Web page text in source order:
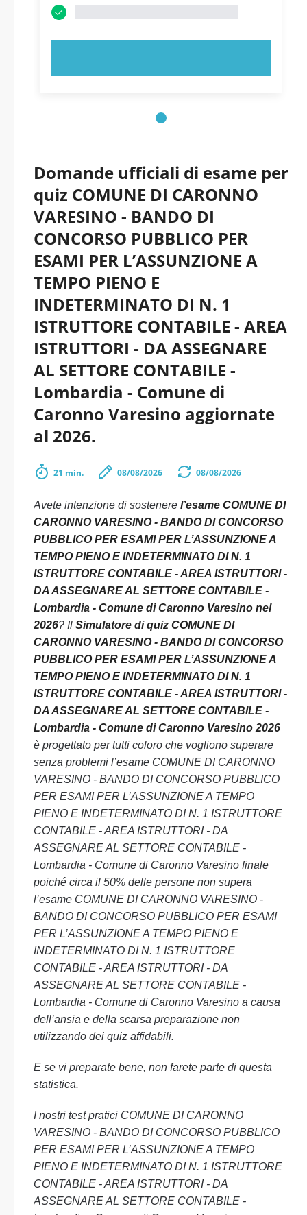
Domande ufficiali di esame per
quiz COMUNE DI CARONNO
VARESINO - BANDO DI
CONCORSO PUBBLICO PER
ESAMI PER L’ASSUNZIONE A
TEMPO PIENO E
INDETERMINATO DI N. 1
ISTRUTTORE CONTABILE - AREA
ISTRUTTORI - DA ASSEGNARE
AL SETTORE CONTABILE -
Lombardia - Comune di
Caronno Varesino aggiornate
al 2026.
21 min. 08/08/2026 08/08/2026
Avete intenzione di sostenere l’esame COMUNE DI
CARONNO VARESINO - BANDO DI CONCORSO
PUBBLICO PER ESAMI PER L’ASSUNZIONE A
TEMPO PIENO E INDETERMINATO DI N. 1
ISTRUTTORE CONTABILE - AREA ISTRUTTORI -
DA ASSEGNARE AL SETTORE CONTABILE -
Lombardia - Comune di Caronno Varesino nel
2026? Il Simulatore di quiz COMUNE DI
CARONNO VARESINO - BANDO DI CONCORSO
PUBBLICO PER ESAMI PER L’ASSUNZIONE A
TEMPO PIENO E INDETERMINATO DI N. 1
ISTRUTTORE CONTABILE - AREA ISTRUTTORI -
DA ASSEGNARE AL SETTORE CONTABILE -
Lombardia - Comune di Caronno Varesino 2026
è progettato per tutti coloro che vogliono superare
senza problemi l’esame COMUNE DI CARONNO
VARESINO - BANDO DI CONCORSO PUBBLICO
PER ESAMI PER L’ASSUNZIONE A TEMPO
PIENO E INDETERMINATO DI N. 1 ISTRUTTORE
CONTABILE - AREA ISTRUTTORI - DA
ASSEGNARE AL SETTORE CONTABILE -
Lombardia - Comune di Caronno Varesino finale
poiché circa il 50% delle persone non supera
l’esame COMUNE DI CARONNO VARESINO -
BANDO DI CONCORSO PUBBLICO PER ESAMI
PER L’ASSUNZIONE A TEMPO PIENO E
INDETERMINATO DI N. 1 ISTRUTTORE
CONTABILE - AREA ISTRUTTORI - DA
ASSEGNARE AL SETTORE CONTABILE -
Lombardia - Comune di Caronno Varesino a causa
dell’ansia e della scarsa preparazione non
utilizzando dei quiz affidabili.
E se vi preparate bene, non farete parte di questa
statistica.
I nostri test pratici COMUNE DI CARONNO
VARESINO - BANDO DI CONCORSO PUBBLICO
PER ESAMI PER L’ASSUNZIONE A TEMPO
PIENO E INDETERMINATO DI N. 1 ISTRUTTORE
CONTABILE - AREA ISTRUTTORI - DA
ASSEGNARE AL SETTORE CONTABILE -